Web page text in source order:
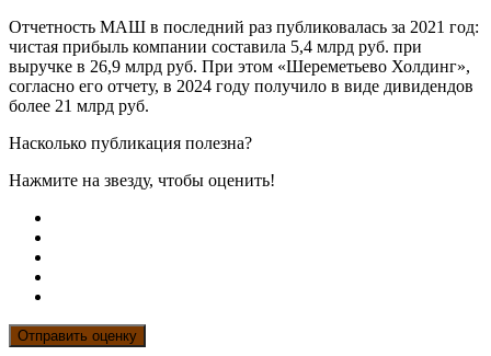
Отчетность МАШ в последний раз публиковалась за 2021 год:
чистая прибыль компании составила 5,4 млрд руб. при
выручке в 26,9 млрд руб. При этом «Шереметьево Холдинг»,
согласно его отчету, в 2024 году получило в виде дивидендов
более 21 млрд руб.
Насколько публикация полезна?
Нажмите на звезду, чтобы оценить!
Отправить оценку